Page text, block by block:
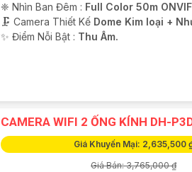
❈ Nhìn Ban Đêm : Full Color 50m
🗜️ Camera Thiết Kế Dome Kim loại +
️✨ Điểm Nỗi Bật : Thu Âm.
CAMERA WIFI 2 ỐNG KÍNH DH-
Giá Khuyến Mại: 2,635,500
Giá Bán: 3,765,000 ₫